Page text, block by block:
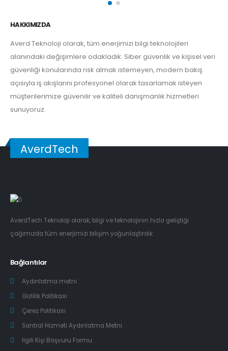
HAKKIMIZDA
Averd Teknoloji olarak, tüm enerjimizi bilgi teknolojileri
alanındaki değişimlere odakladık. Siber güvenlik ve kişisel veri
güvenliği konularında risk almak istemeyen, modern bakış
açısıyla iş akışlarını profesyonel olarak tasarlamak isteyen
müşterilerimize güvenilir ve kaliteli danışmanlık hizmetleri
sunuyoruz.
AverdTech
AverdTech Teknoloji olarak, bilgi ve teknolojinin hızla geliştiği
çağımızda tüm enerjimizi bilişim yoğunlaştırdık.
Bağlantılar
Aydınlatma metni
Gizlilik Politikası
Çerez Politikası
Santral Hizmeti Aydınlatma Metni
İlgili Kişi Başvuru Formu